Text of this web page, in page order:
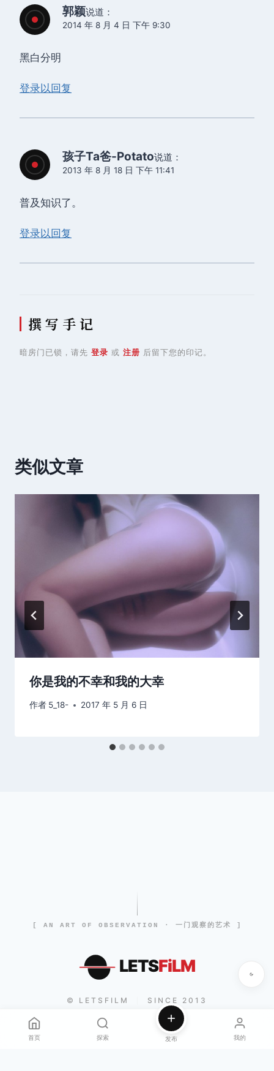
郭颖说道：
2014 年 8 月 4 日 下午 9:30
黑白分明
登录以回复
孩子Ta爸-Potato说道：
2013 年 8 月 18 日 下午 11:41
普及知识了。
登录以回复
撰 写 手 记
暗房门已锁，请先 登录 或 注册 后留下您的印记。
类似文章
你是我的不幸和我的大幸
作者 5_18- 2017 年 5 月 6 日
[ AN ART OF OBSERVATION · 一门观察的艺术 ]
LETSFiLM
© LETSFILM SINCE 2013
首页 探索 发布 我的